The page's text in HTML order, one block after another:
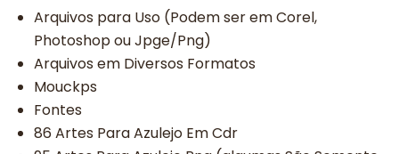
Arquivos para Uso (Podem ser em Corel,
Photoshop ou Jpge/Png)
Arquivos em Diversos Formatos
Mouckps
Fontes
86 Artes Para Azulejo Em Cdr